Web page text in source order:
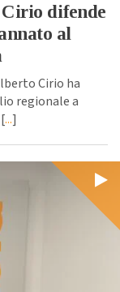
difende
al
Cirio ha
regionale a
...]